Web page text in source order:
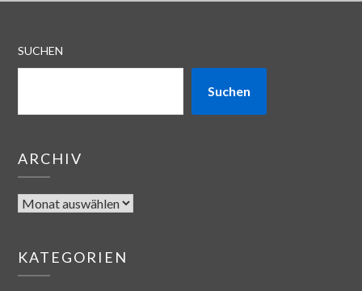
SUCHEN
Suchen
ARCHIV
KATEGORIEN